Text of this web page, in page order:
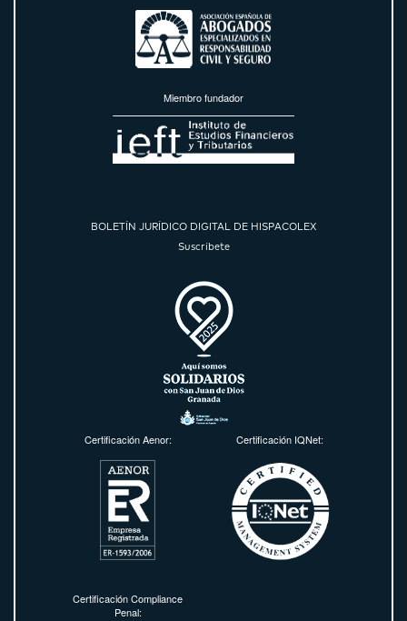
Miembro fundador
BOLETÍN JURÍDICO DIGITAL DE HISPACOLEX
Suscríbete
Certificación Aenor: Certificación IQNet:
Certificación Compliance
Penal: